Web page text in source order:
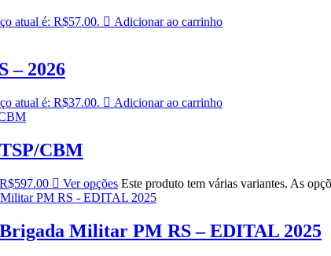
atual é: R$57.00.
Adicionar ao carrinho
– 2026
atual é: R$37.00.
Adicionar ao carrinho
CBM
Ver opções Este produto tem várias variantes. As
Militar PM RS – EDITAL 2025